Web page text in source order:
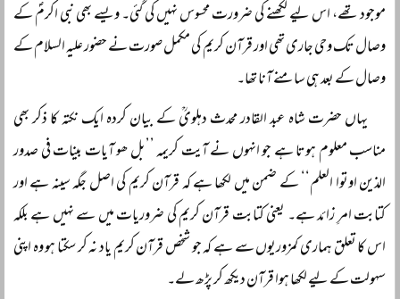
موجود تھے، اس لیے لکھنے کی ضرورت محسوس نہیں کی گئی۔ ویسے بھی نبی اکرمؐ کے
وصال تک وحی جاری تھی اور قرآن کریم کی مکمل صورت نے حضور علیہ السلام کے
وصال کے بعد ہی سامنے آنا تھا۔
یہاں حضرت شاہ عبد القادر محدث دہلویؒ کے بیان کردہ ایک نکتہ کا ذکر بھی
مناسب معلوم ہوتا ہے جو انہوں نے آیت کریمہ ’’بل ھو آیات بینات فی صدور
الذین اوتوا العلم‘‘ کے ضمن میں لکھا ہے کہ قرآن کریم کی اصل جگہ سینہ ہے اور
کتابت امرِ زائد ہے۔ یعنی کتابت قرآن کریم کی ضروریات میں سے نہیں ہے بلکہ
اس کا تعلق ہماری کمزوریوں سے ہے کہ جو شخص قرآن کریم یاد نہ کر سکتا ہو وہ اپنی
سہولت کے لیے لکھا ہوا قرآن دیکھ کر پڑھ لے۔